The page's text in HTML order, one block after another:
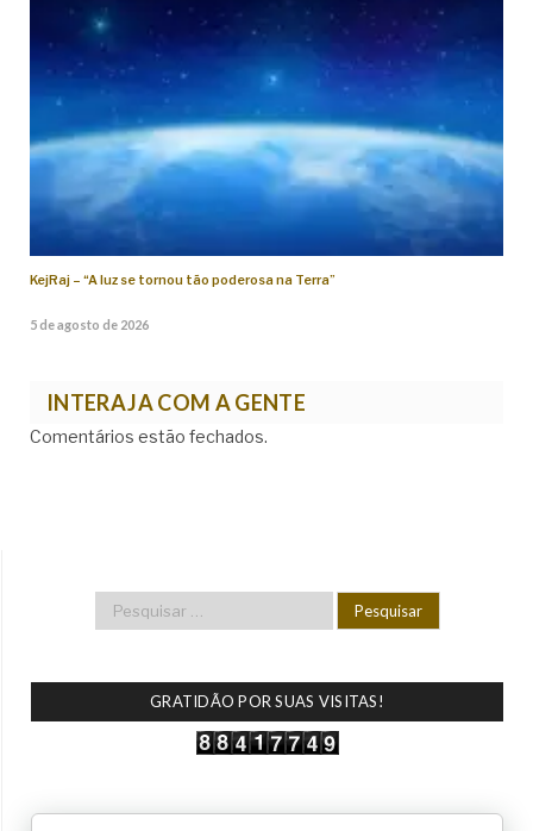
KejRaj – “A luz se tornou tão poderosa na Terra”
5 de agosto de 2026
INTERAJA COM A GENTE
Comentários estão fechados.
GRATIDÃO POR SUAS VISITAS!